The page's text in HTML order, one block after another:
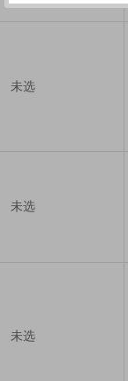
未选
未选
未选